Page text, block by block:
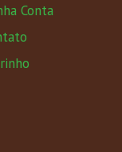
Conta